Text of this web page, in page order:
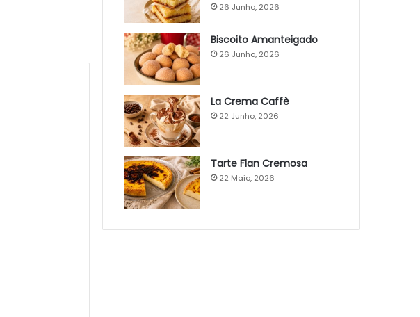
26 Junho, 2026
Biscoito Amanteigado
26 Junho, 2026
La Crema Caffè
22 Junho, 2026
Tarte Flan Cremosa
22 Maio, 2026